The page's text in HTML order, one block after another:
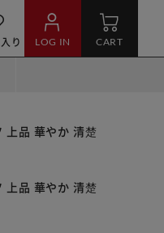
り LOG IN CART
品 華やか 清楚
品 華やか 清楚